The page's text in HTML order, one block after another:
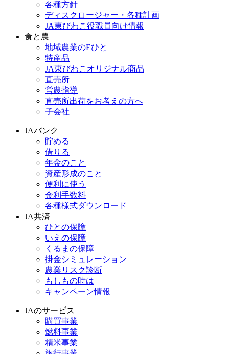
各種方針
ディスクロージャー・各種計画
JA東びわこ役職員向け情報
食と農
地域農業のEひと
特産品
JA東びわこオリジナル商品
直売所
営農指導
直売所出荷をお考えの方へ
子会社
JAバンク
貯める
借りる
年金のこと
資産形成のこと
便利に使う
金利手数料
各種様式ダウンロード
JA共済
ひとの保障
いえの保障
くるまの保障
掛金シミュレーション
農業リスク診断
もしもの時は
キャンペーン情報
JAのサービス
購買事業
燃料事業
精米事業